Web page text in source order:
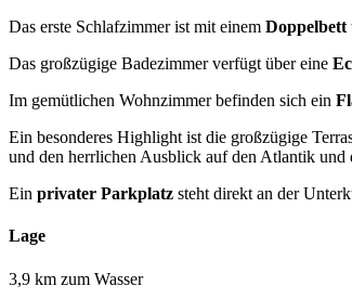
Das erste Schlafzimmer ist mit einem Doppelbett
Das großzügige Badezimmer verfügt über eine
Im gemütlichen Wohnzimmer befinden sich ein
Ein besonderes Highlight ist die großzügige
und den herrlichen Ausblick auf den Atlantik und
Ein privater Parkplatz steht direkt an der
Lage
3,9 km zum Wasser